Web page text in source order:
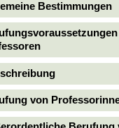
Bestimmungen
von